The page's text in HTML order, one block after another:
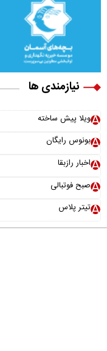
نیازمندی ها
ویلا پیش ساخته
بونوس رایگان
اخبار رازبقا
صبح فوتبالی
تیتر پلاس